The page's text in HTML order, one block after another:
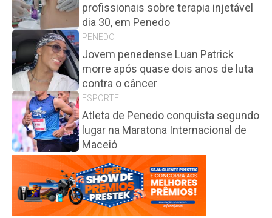
profissionais sobre terapia injetável
dia 30, em Penedo
PENEDO
Jovem penedense Luan Patrick
morre após quase dois anos de luta
contra o câncer
ESPORTE
Atleta de Penedo conquista segundo
lugar na Maratona Internacional de
Maceió